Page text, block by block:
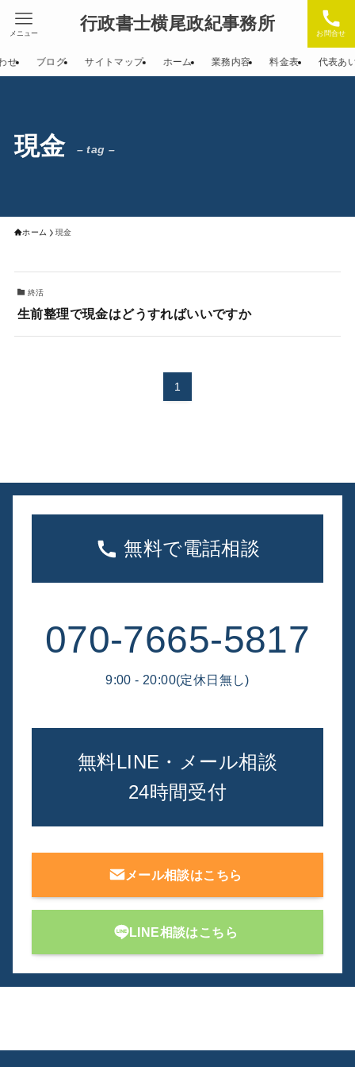
行政書士横尾政紀事務所 お問合せ
メニュー
せ ブログ サイトマップ ホーム 業務内容 料金表 代表あ
現金 – tag –
ホーム 現金
終活
生前整理で現金はどうすればいいですか
1
無料で電話相談
070-7665-5817
9:00 - 20:00(定休日無し)
無料LINE・メール相談
24時間受付
メール相談はこちら
LINE相談はこちら